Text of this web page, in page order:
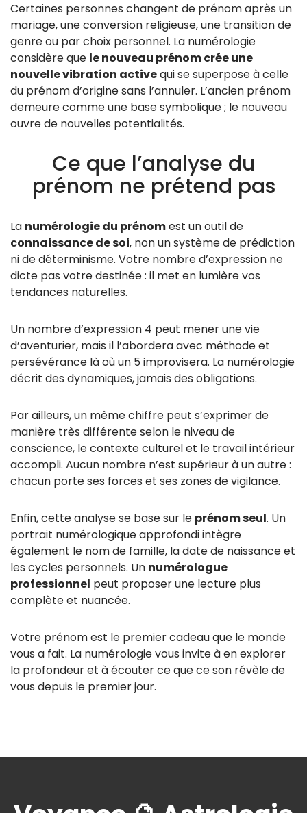
Certaines personnes changent de prénom après un
mariage, une conversion religieuse, une transition de
genre ou par choix personnel. La numérologie
considère que le nouveau prénom crée une
nouvelle vibration activequi se superpose à celle
du prénom d’origine sans l’annuler. L’ancien prénom
demeure comme une base symbolique ; le nouveau
ouvre de nouvelles potentialités.
Ce que l’analyse du
prénom ne prétend pas
La numérologie du prénomest un outil de
connaissance de soi, non un système de prédiction
ni de déterminisme. Votre nombre d’expression ne
dicte pas votre destinée : il met en lumière vos
tendances naturelles.
Un nombre d’expression 4 peut mener une vie
d’aventurier, mais il l’abordera avec méthode et
persévérance là où un 5 improvisera. La numérologie
décrit des dynamiques, jamais des obligations.
Par ailleurs, un même chiffre peut s’exprimer de
manière très différente selon le niveau de
conscience, le contexte culturel et le travail intérieur
accompli. Aucun nombre n’est supérieur à un autre :
chacun porte ses forces et ses zones de vigilance.
Enfin, cette analyse se base sur le prénom seul. Un
portrait numérologique approfondi intègre
également le nom de famille, la date de naissance et
les cycles personnels. Un numérologue
professionnel peut proposer une lecture plus
complète et nuancée.
Votre prénom est le premier cadeau que le monde
vous a fait. La numérologie vous invite à en explorer
la profondeur et à écouter ce que ce son révèle de
vous depuis le premier jour.